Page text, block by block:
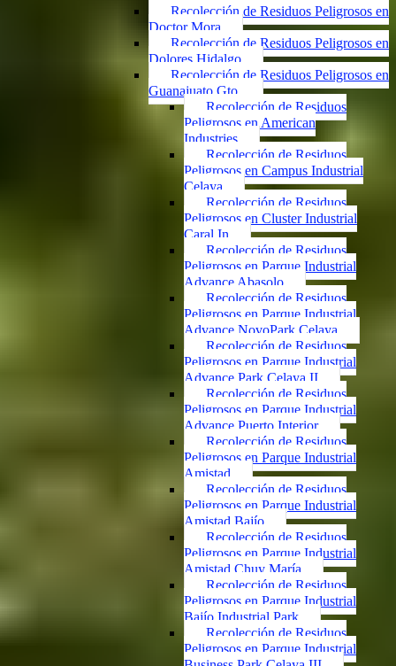
Recolección de Residuos Peligrosos en
Doctor Mora
Recolección de Residuos Peligrosos en
Dolores Hidalgo
Recolección de Residuos Peligrosos en
Guanajuato Gto.
Recolección de Residuos
Peligrosos en American
Industries
Recolección de Residuos
Peligrosos en Campus Industrial
Celaya
Recolección de Residuos
Peligrosos en Cluster Industrial
Caral In
Recolección de Residuos
Peligrosos en Parque Industrial
Advance Abasolo
Recolección de Residuos
Peligrosos en Parque Industrial
Advance NovoPark Celaya
Recolección de Residuos
Peligrosos en Parque Industrial
Advance Park Celaya II
Recolección de Residuos
Peligrosos en Parque Industrial
Advance Puerto Interior
Recolección de Residuos
Peligrosos en Parque Industrial
Amistad
Recolección de Residuos
Peligrosos en Parque Industrial
Amistad Bajío
Recolección de Residuos
Peligrosos en Parque Industrial
Amistad Chuy María
Recolección de Residuos
Peligrosos en Parque Industrial
Bajío Industrial Park
Recolección de Residuos
Peligrosos en Parque Industrial